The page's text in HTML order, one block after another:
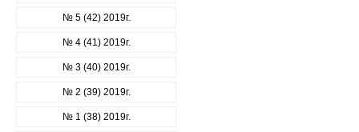
№ 5 (42) 2019г.
№ 4 (41) 2019г.
№ 3 (40) 2019г.
№ 2 (39) 2019г.
№ 1 (38) 2019г.